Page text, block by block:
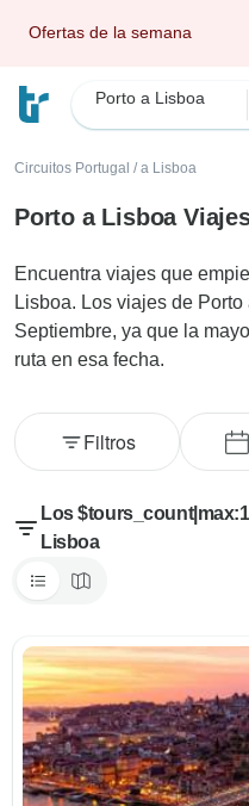
Ofertas de la semana
Porto a Lisboa
Circuitos Portugal / a Lisboa
Porto a Lisboa
Encuentra viajes que
Lisboa. Los viajes de
Septiembre, ya que la
ruta en esa fecha.
Filtros
Los
Lisboa